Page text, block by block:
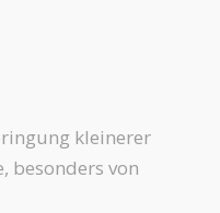
kleinerer
besonders von